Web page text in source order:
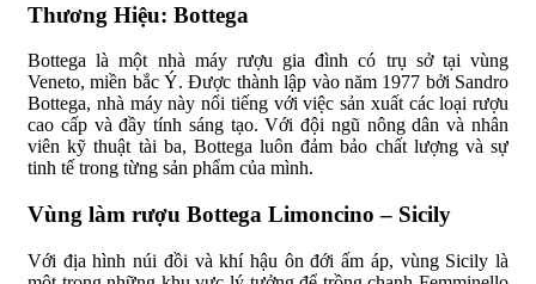
Thương Hiệu: Bottega
Bottega là một nhà máy rượu gia đình có trụ sở tại vùng
Veneto, miền bắc Ý. Được thành lập vào năm 1977 bởi Sandro
Bottega, nhà máy này nổi tiếng với việc sản xuất các loại rượu
cao cấp và đầy tính sáng tạo. Với đội ngũ nông dân và nhân
viên kỹ thuật tài ba, Bottega luôn đảm bảo chất lượng và sự
tinh tế trong từng sản phẩm của mình.
Vùng làm rượu Bottega Limoncino – Sicily
Với địa hình núi đồi và khí hậu ôn đới ấm áp, vùng Sicily là